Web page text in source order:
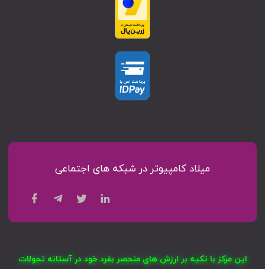
میلاد کامپیوتر در شبکه های اجتماعی
این مرکز با تکیه بر ارزش های منحصر بفرد خود در آستانه تحولات